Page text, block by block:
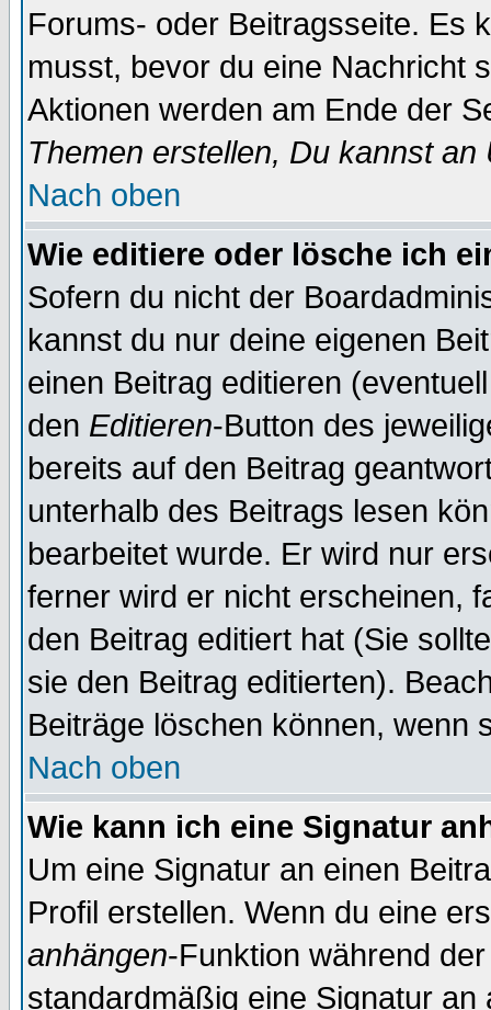
Forums- oder Beitragsseite. Es
musst, bevor du eine Nachricht
Aktionen werden am Ende der
Themen erstellen, Du kannst
Nach oben
Wie editiere oder lösche ich
Sofern du nicht der
kannst du nur deine eigenen
einen Beitrag editieren
den Editieren-Button des
bereits auf den Beitrag
unterhalb des Beitrags lesen
bearbeitet wurde. Er wird nur
ferner wird er nicht erscheinen,
den Beitrag editiert hat (Sie
sie den Beitrag editierten).
Beiträge löschen können, wenn
Nach oben
Wie kann ich eine Signatur
Um eine Signatur an einen
Profil erstellen. Wenn du eine
anhängen-Funktion während
standardmäßig eine Signatur